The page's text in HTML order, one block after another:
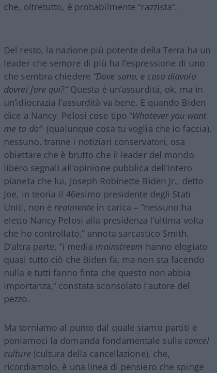
che, oltretutto, è probabilmente “razzista”.
Del resto, la nazione più potente della Terra ha un
leader che sempre di più ha l’espressione di uno
che sembra chiedere “Dove sono, e cosa diavolo
dovrei fare qui?“Questa è un’assurdità, ok, ma in
un’idiocrazia l’assurdità va bene. E quando Biden
dice a Nancy Pelosi cose tipo “Whatever you want
me to do“ (qualunque cosa tu voglia che io faccia),
nessuno, tranne i notiziari conservatori, osa
obiettare che è brutto che il leader del mondo
libero segnali all’opinione pubblica dell’intero
pianeta che lui, Joseph Robinette Biden Jr., detto
Joe, in teoria il 46esimo presidente degli Stati
Uniti, non è realmente in carica – “nessuno ha
eletto Nancy Pelosi alla presidenza l’ultima volta
che ho controllato,” annota sarcastico Smith.
D’altra parte, “i media mainstream hanno elogiato
quasi tutto ciò che Biden fa, ma non sta facendo
nulla e tutti fanno finta che questo non abbia
importanza,” constata sconsolato l’autore del
pezzo.
Ma torniamo al punto dal quale siamo partiti e
poniamoci la domanda fondamentale sulla cancel
culture (cultura della cancellazione), che,
ricordiamolo, è una linea di pensiero che spinge